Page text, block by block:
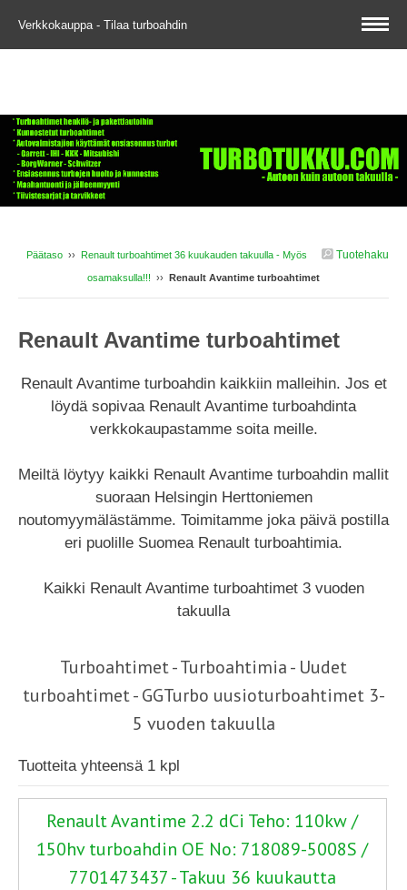
Verkkokauppa - Tilaa turboahdin
Tuotehaku
Päätaso›› Renault turboahtimet 36 kuukauden takuulla - Myös
osamaksulla!!! ›› Renault Avantime turboahtimet
Renault Avantime turboahtimet
Renault Avantime turboahdin kaikkiin malleihin. Jos et
löydä sopivaa Renault Avantime turboahdinta
verkkokaupastamme soita meille.
Meiltä löytyy kaikki Renault Avantime turboahdin mallit
suoraan Helsingin Herttoniemen
noutomyymälästämme. Toimitamme joka päivä postilla
eri puolille Suomea Renault turboahtimia.
Kaikki Renault Avantime turboahtimet 3 vuoden
takuulla
Turboahtimet - Turboahtimia - Uudet
turboahtimet - GGTurbo uusioturboahtimet 3-
5 vuoden takuulla
Tuotteita yhteensä 1 kpl
Renault Avantime 2.2 dCi Teho: 110kw /
150hv turboahdin OE No: 718089-5008S /
7701473437 - Takuu 36 kuukautta